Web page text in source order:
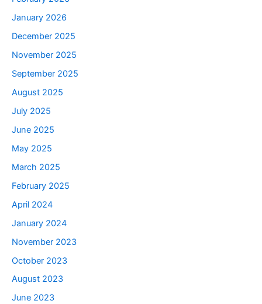
January 2026
December 2025
November 2025
September 2025
August 2025
July 2025
June 2025
May 2025
March 2025
February 2025
April 2024
January 2024
November 2023
October 2023
August 2023
June 2023